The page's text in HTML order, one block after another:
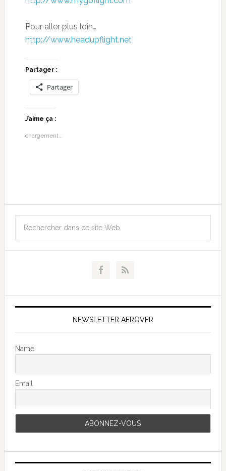
Pour aller plus loin…
http://www.headupflight.net
Partager :
Partager
J’aime ça :
chargement…
NEWSLETTER AEROVFR
Name
Email